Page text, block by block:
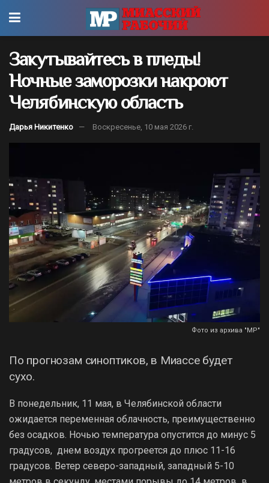
Закутывайтесь в пледы!
Ночные заморозки накроют
Челябинскую область
Дарья Никитенко Воскресенье, 10 мая 2026 г.
Фото из архива "МР"
По прогнозам синоптиков, в Миассе будет
сухо.
В понедельник, 11 мая, в Челябинской области
ожидается переменная облачность, преимущественно
без осадков. Ночью температура опустится до минус 5
градусов, днем воздух прогреется до плюс 11-16
градусов. Ветер северо-западный, западный 5-10